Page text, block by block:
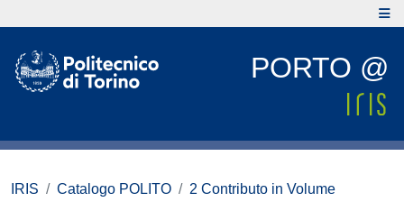
PORTO @
IRIS Catalogo POLITO
2 Contributo in Volume